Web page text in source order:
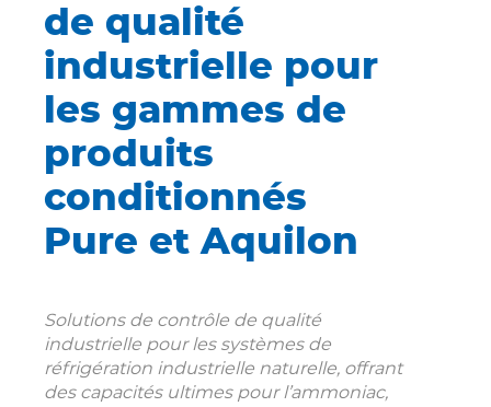
de qualité
industrielle pour
les gammes de
produits
conditionnés
Pure et Aquilon
Solutions de contrôle de qualité
industrielle pour les systèmes de
réfrigération industrielle naturelle, offrant
des capacités ultimes pour l’ammoniac,